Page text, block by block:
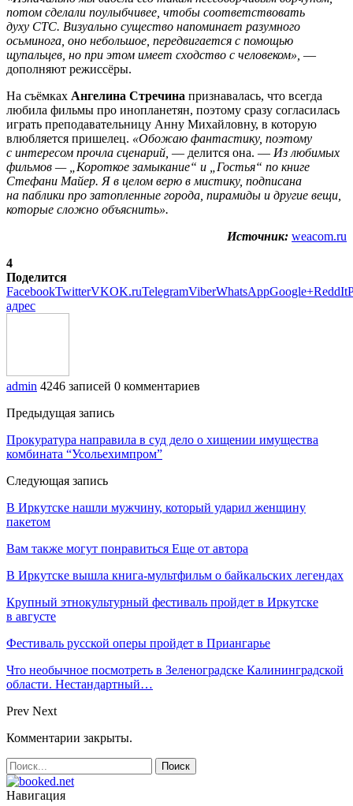
потом сделали поулыбчивее, чтобы соответствовать
духу СТС. Визуально существо напоминает разумного
осьминога, оно небольшое, передвигается с помощью
щупальцев, но при этом имеет сходство с человеком», —
дополняют режиссёры.
На съёмках Ангелина Стречина признавалась, что всегда
любила фильмы про инопланетян, поэтому сразу согласилась
играть преподавательницу Анну Михайловну, в которую
влюбляется пришелец. «Обожаю фантастику, поэтому
с интересом прочла сценарий, — делится она. — Из любимых
фильмов —
„Короткое замыкание“ и „Гостья“ по книге
Стефани Майер. Я в целом верю в мистику, подписана
на паблики про затопленные города, пирамиды и другие вещи,
которые сложно объяснить».
Источник: weacom.ru
4
Поделится
FacebookTwitterVKOK.ruTelegramViberWhatsAppGoogle+ReddIt
адрес
admin 4246 записей 0 комментариев
Предыдущая запись
Прокуратура направила в суд дело о хищении имущества
комбината “Усольехимпром”
Следующая запись
В Иркутске нашли мужчину, который ударил женщину
пакетом
Вам также могут понравиться Еще от автора
В Иркутске вышла книга-мультфильм о байкальских легендах
Крупный этнокультурный фестиваль пройдет в Иркутске
в августе
Фестиваль русской оперы пройдет в Приангарье
Что необычное посмотреть в Зеленоградске Калининградской
области. Нестандартный…
Prev Next
Комментарии закрыты.
Навигация